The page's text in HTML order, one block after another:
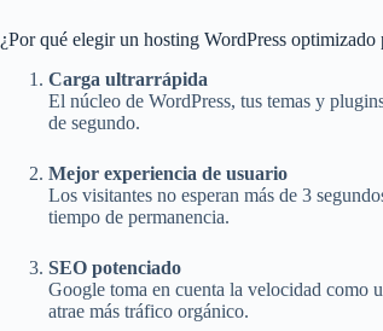
¿Por qué elegir un hosting WordPress optimizado
Carga ultrarrápida
El núcleo de WordPress, tus temas y
de segundo.
Mejor experiencia de usuario
Los visitantes no esperan más de 3
tiempo de permanencia.
SEO potenciado
Google toma en cuenta la velocidad como
atrae más tráfico orgánico.